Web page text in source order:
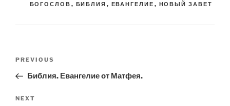
БОГОСЛОВ , БИБЛИЯ , ЕВАНГЕЛИЕ , НОВЫЙ ЗАВЕТ
Previous
Post
PREVIOUS
Библия. Евангелие от Матфея.
Next
NEXT